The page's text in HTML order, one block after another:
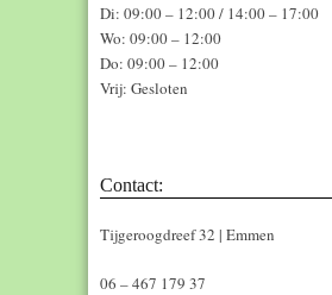
Di: 09:00 – 12:00 / 14:00 – 17:00
Wo: 09:00 – 12:00
Do: 09:00 – 12:00
Vrij: Gesloten
Contact:
Tijgeroogdreef 32 | Emmen
06 – 467 179 37